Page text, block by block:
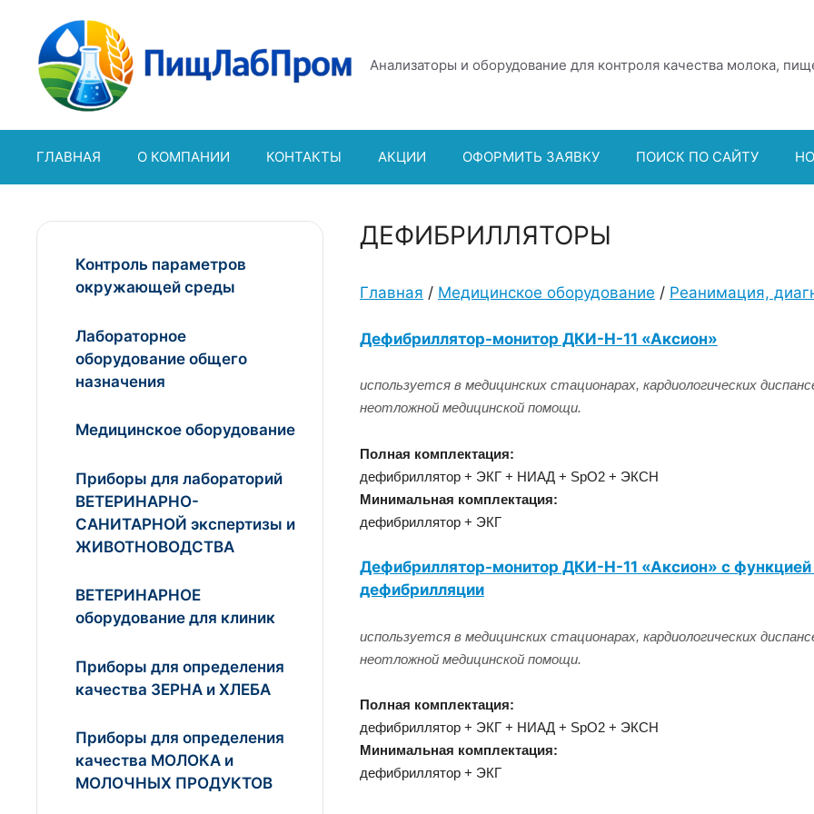
содержимому
Анализаторы и оборудование для контроля качества молока,
ГЛАВНАЯ О КОМПАНИИ КОНТАКТЫ АКЦИИ ОФОРМИТЬ ЗАЯВКУ ПОИСК ПО САЙТУ
ДЕФИБРИЛЛЯТОРЫ
Главная / Медицинское оборудование / Реанимация,
Дефибриллятор-монитор ДКИ-Н-11 «Аксион»
используется в медицинских стационарах, кардиологических
неотложной медицинской помощи.
Полная комплектация:
дефибриллятор + ЭКГ + НИАД + SpO2 + ЭКСН
Минимальная комплектация:
дефибриллятор + ЭКГ
Дефибриллятор-монитор ДКИ-Н-11 «Аксион» с функцией
дефибрилляции
используется в медицинских стационарах, кардиологических
неотложной медицинской помощи.
Полная комплектация:
дефибриллятор + ЭКГ + НИАД + SpO2 + ЭКСН
Минимальная комплектация:
дефибриллятор + ЭКГ
Контроль параметров
окружающей среды
Лабораторное
оборудование общего
назначения
Медицинское оборудование
Приборы для лабораторий
ВЕТЕРИНАРНО-
САНИТАРНОЙ экспертизы и
ЖИВОТНОВОДСТВА
ВЕТЕРИНАРНОЕ
оборудование для клиник
Приборы для определения
качества ЗЕРНА и ХЛЕБА
Приборы для определения
качества МОЛОКА и
МОЛОЧНЫХ ПРОДУКТОВ